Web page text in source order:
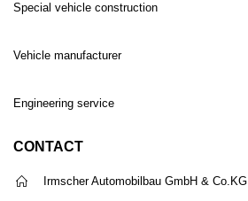
Special vehicle construction
Vehicle manufacturer
Engineering service
CONTACT
Irmscher Automobilbau GmbH & Co.KG